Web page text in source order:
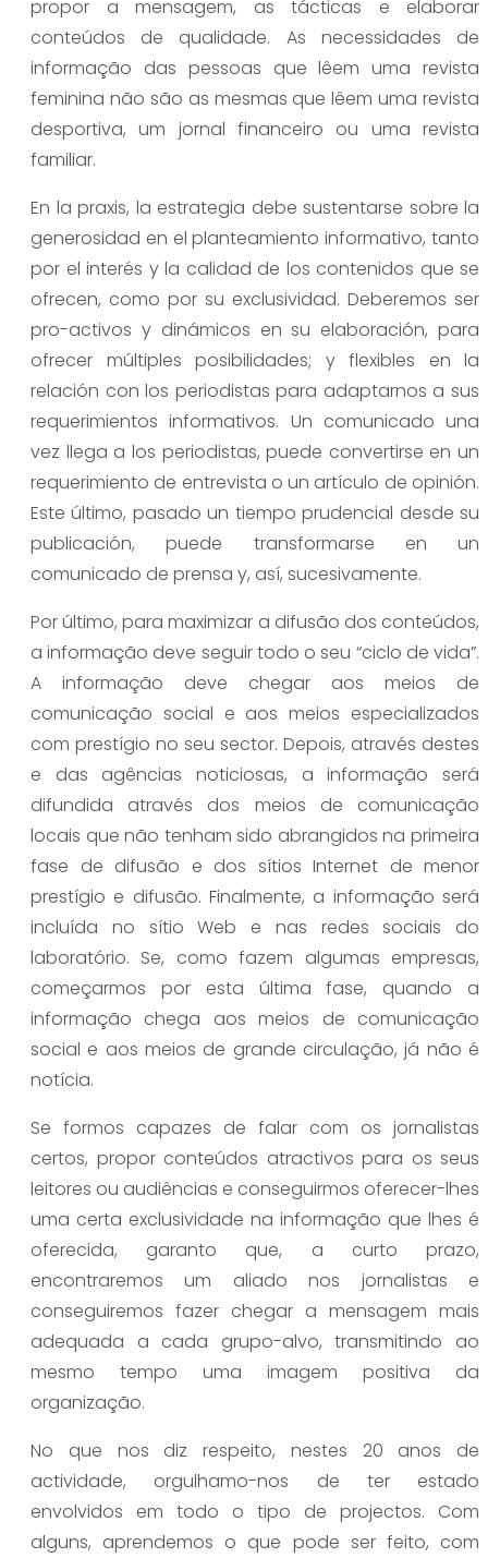
propor a mensagem, as tácticas e elaborar
conteúdos de qualidade. As necessidades de
informação das pessoas que lêem uma revista
feminina não são as mesmas que lêem uma revista
desportiva, um jornal financeiro ou uma revista
familiar.
En la praxis, la estrategia debe sustentarse sobre la
generosidad en el planteamiento informativo, tanto
por el interés y la calidad de los contenidos que se
ofrecen, como por su exclusividad. Deberemos ser
pro-activos y dinámicos en su elaboración, para
ofrecer múltiples posibilidades; y flexibles en la
relación con los periodistas para adaptarnos a sus
requerimientos informativos. Un comunicado una
vez llega a los periodistas, puede convertirse en un
requerimiento de entrevista o un artículo de opinión.
Este último, pasado un tiempo prudencial desde su
publicación, puede transformarse en un
comunicado de prensa y, así, sucesivamente.
Por último, para maximizar a difusão dos conteúdos,
a informação deve seguir todo o seu “ciclo de vida”.
A informação deve chegar aos meios de
comunicação social e aos meios especializados
com prestígio no seu sector. Depois, através destes
e das agências noticiosas, a informação será
difundida através dos meios de comunicação
locais que não tenham sido abrangidos na primeira
fase de difusão e dos sítios Internet de menor
prestígio e difusão. Finalmente, a informação será
incluída no sítio Web e nas redes sociais do
laboratório. Se, como fazem algumas empresas,
começarmos por esta última fase, quando a
informação chega aos meios de comunicação
social e aos meios de grande circulação, já não é
notícia.
Se formos capazes de falar com os jornalistas
certos, propor conteúdos atractivos para os seus
leitores ou audiências e conseguirmos oferecer-lhes
uma certa exclusividade na informação que lhes é
oferecida, garanto que, a curto prazo,
encontraremos um aliado nos jornalistas e
conseguiremos fazer chegar a mensagem mais
adequada a cada grupo-alvo, transmitindo ao
mesmo tempo uma imagem positiva da
organização.
No que nos diz respeito, nestes 20 anos de
actividade, orgulhamo-nos de ter estado
envolvidos em todo o tipo de projectos. Com
alguns, aprendemos o que pode ser feito, com